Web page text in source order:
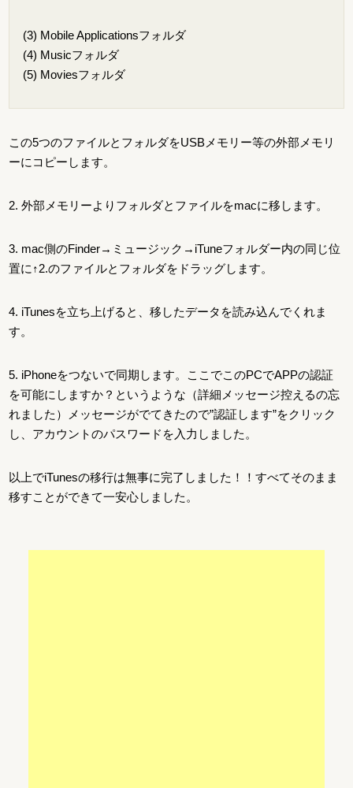
(3) Mobile Applicationsフォルダ
(4) Musicフォルダ
(5) Moviesフォルダ
この5つのファイルとフォルダをUSBメモリー等の外部メモリ
ーにコピーします。
2. 外部メモリーよりフォルダとファイルをmacに移します。
3. mac側のFinder→ミュージック→iTuneフォルダー内の同じ位
置に↑2.のファイルとフォルダをドラッグします。
4. iTunesを立ち上げると、移したデータを読み込んでくれま
す。
5. iPhoneをつないで同期します。ここでこのPCでAPPの認証
を可能にしますか？というような（詳細メッセージ控えるの忘
れました）メッセージがでてきたので”認証します”をクリック
し、アカウントのパスワードを入力しました。
以上でiTunesの移行は無事に完了しました！！すべてそのまま
移すことができて一安心しました。